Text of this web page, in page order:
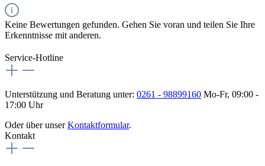
Keine Bewertungen gefunden. Gehen Sie voran und teilen Sie Ihre
Erkenntnisse mit anderen.
Service-Hotline
Unterstützung und Beratung unter: 0261 - 98899160 Mo-Fr, 09:00 -
17:00 Uhr
Oder über unserKontaktformular.
Kontakt